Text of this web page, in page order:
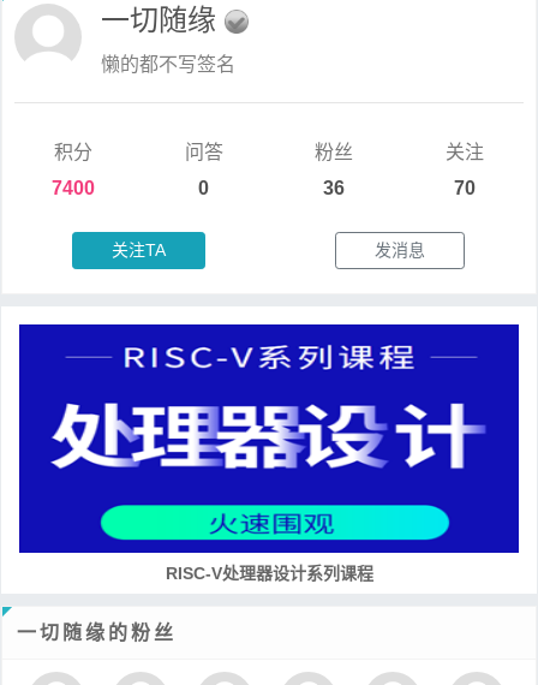
一切随缘
懒的都不写签名
积分
7400
问答
0
粉丝
36
关注
70
关注TA 发消息
培养RISC-V大学土壤 共建RISC-V教育生态
一切随缘的粉丝